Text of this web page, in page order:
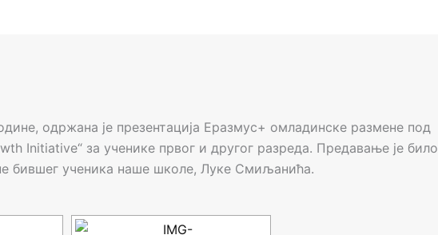
одржана је презентација Еразмус+ омладинске размене под
Initiative“ за ученике првог и другог разреда. Предавање је било
бившег ученика наше школе, Луке Смиљанића.